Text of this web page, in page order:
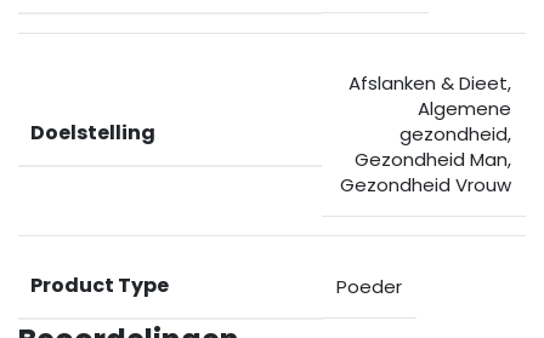
Doelstelling
Afslanken & Dieet,
Algemene
gezondheid,
Gezondheid Man,
Gezondheid Vrouw
Product Type Poeder